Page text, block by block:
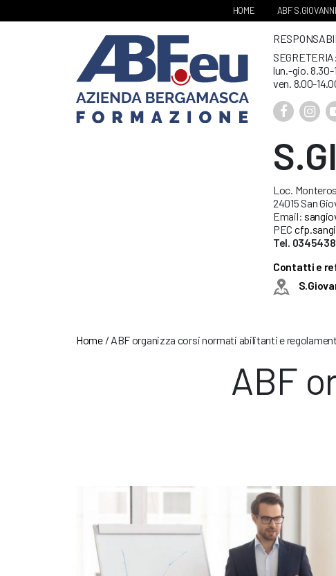
HOME ABF
SEGRETERIA:
lun.-gio. 8.30-
ven. 8.00-
Loc.
24015 San
Email:
PEC
Tel.
Contatti e
Home/ ABF organizza corsi normati abilitanti e
ABF